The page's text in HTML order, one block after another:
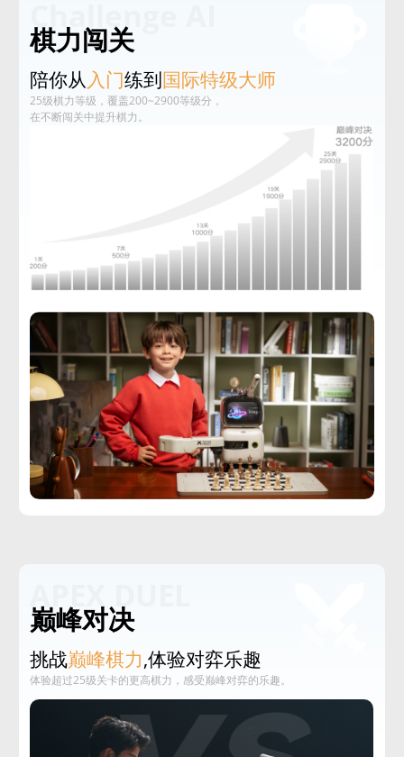
Challenge AI
棋力闯关
陪你从入门练到国际特级大师
25级棋力等级，覆盖200~2900等级分，
在不断闯关中提升棋力。
APEX DUEL
巅峰对决
挑战巅峰棋力,体验对弈乐趣
体验超过25级关卡的更高棋力，感受巅峰对弈的乐趣。